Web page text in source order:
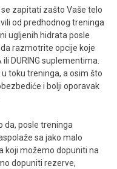
zapitati zašto Vaše telo
od predhodnog treninga
ugljenih hidrata posle
razmotrite opcije koje
DURING suplementima.
toku treninga, a osim što
i bolji oporavak
da, posle treninga
sa jako malo
koji možemo dopuniti na
dopuniti rezerve,